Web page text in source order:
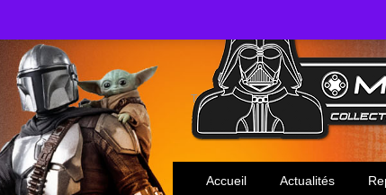
Toute l'actualité des collectionneurs Star
Accueil Actualités